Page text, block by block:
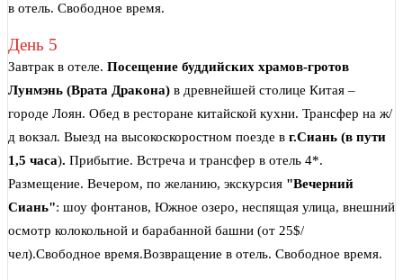
в отель. Свободное время.
День 5
Завтрак в отеле. Посещение буддийских храмов-гротов
Лунмэнь (Врата Дракона) в древнейшей столице Китая –
городе Лоян. Обед в ресторане китайской кухни. Трансфер на ж/
д вокзал. Выезд на высокоскоростном поезде в г.Сиань (в пути
1,5 часа). Прибытие. Встреча и трансфер в отель 4*.
Размещение. Вечером, по желанию, экскурсия "Вечерний
Сиань": шоу фонтанов, Южное озеро, неспящая улица, внешний
осмотр колокольной и барабанной башни (от 25$/
чел).Свободное время.Возвращение в отель. Свободное время.